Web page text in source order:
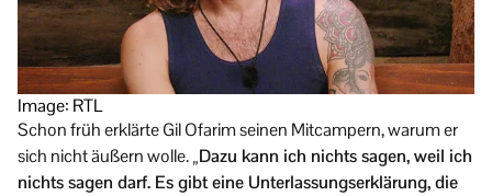
Image: RTL
Schon früh erklärte Gil Ofarim seinen Mitcampern, warum er
sich nicht äußern wolle.„Dazu kann ich nichts sagen, weil ich
nichts sagen darf. Es gibt eine Unterlassungserklärung, die